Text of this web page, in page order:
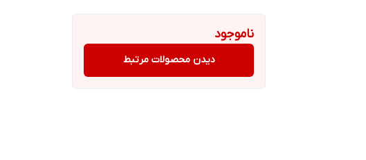
ناموجود
دیدن محصولات مرتبط